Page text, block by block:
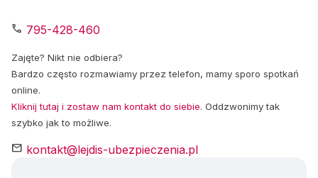
call 795-428-460
Zajęte? Nikt nie odbiera?
Bardzo często rozmawiamy przez telefon, mamy sporo spotkań
online.
Kliknij tutaj i zostaw nam kontakt do siebie. Oddzwonimy tak
szybko jak to możliwe.
mail kontakt@lejdis-ubezpieczenia.pl